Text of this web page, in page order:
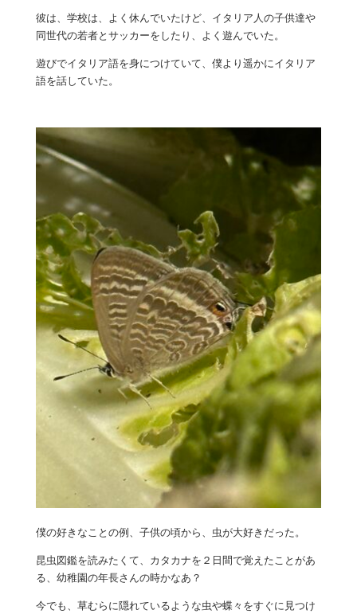
彼は、学校は、よく休んでいたけど、イタリア人の子供達や
同世代の若者とサッカーをしたり、よく遊んでいた。
遊びでイタリア語を身につけていて、僕より遥かにイタリア
語を話していた。
僕の好きなことの例、子供の頃から、虫が大好きだった。
昆虫図鑑を読みたくて、カタカナを２日間で覚えたことがあ
る、幼稚園の年長さんの時かなあ？
今でも、草むらに隠れているような虫や蝶々をすぐに見つけ